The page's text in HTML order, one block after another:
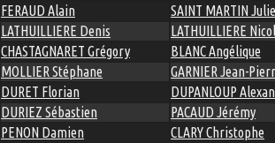
FERAUD Alain SAINT MARTIN
LATHUILLIERE Denis LATHUILLIERE
CHASTAGNARET Grégory BLANC Angélique
MOLLIER Stéphane GARNIER Jean-
DURET Florian DUPANLOUP
DURIEZ Sébastien PACAUD Jérémy
PENON Damien CLARY Christophe